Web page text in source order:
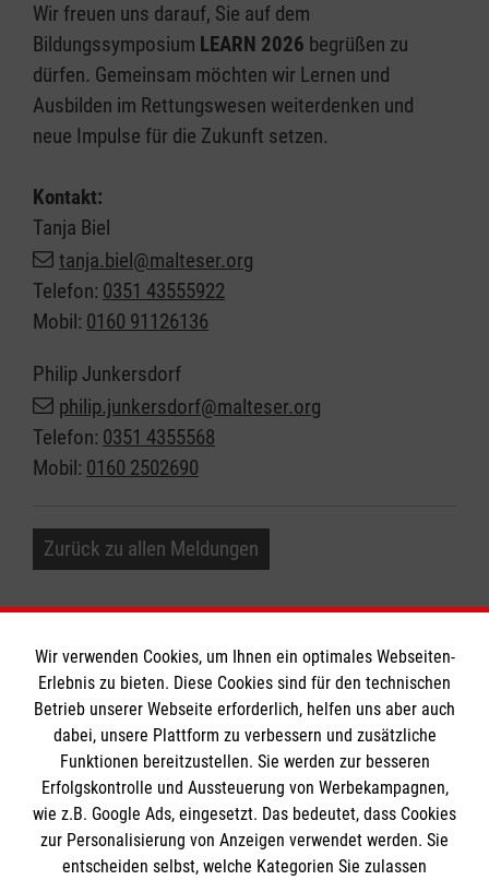
Wir freuen uns darauf, Sie auf dem
Bildungssymposium LEARN 2026 begrüßen zu
dürfen. Gemeinsam möchten wir Lernen und
Ausbilden im Rettungswesen weiterdenken und
neue Impulse für die Zukunft setzen.
Kontakt:
Tanja Biel
tanja.biel@malteser.org
Telefon: 0351 43555922
Mobil: 0160 91126136
Philip Junkersdorf
philip.junkersdorf@malteser.org
Telefon: 0351 4355568
Mobil: 0160 2502690
Zurück zu allen Meldungen
Informationen
Impressum
Datenschutz
Barrierefreiheit
Die Malteser
Wir verwenden Cookies, um Ihnen ein optimales Webseiten-
Erlebnis zu bieten. Diese Cookies sind für den technischen
Betrieb unserer Webseite erforderlich, helfen uns aber auch
dabei, unsere Plattform zu verbessern und zusätzliche
Funktionen bereitzustellen. Sie werden zur besseren
Erfolgskontrolle und Aussteuerung von Werbekampagnen,
wie z.B. Google Ads, eingesetzt. Das bedeutet, dass Cookies
zur Personalisierung von Anzeigen verwendet werden. Sie
entscheiden selbst, welche Kategorien Sie zulassen